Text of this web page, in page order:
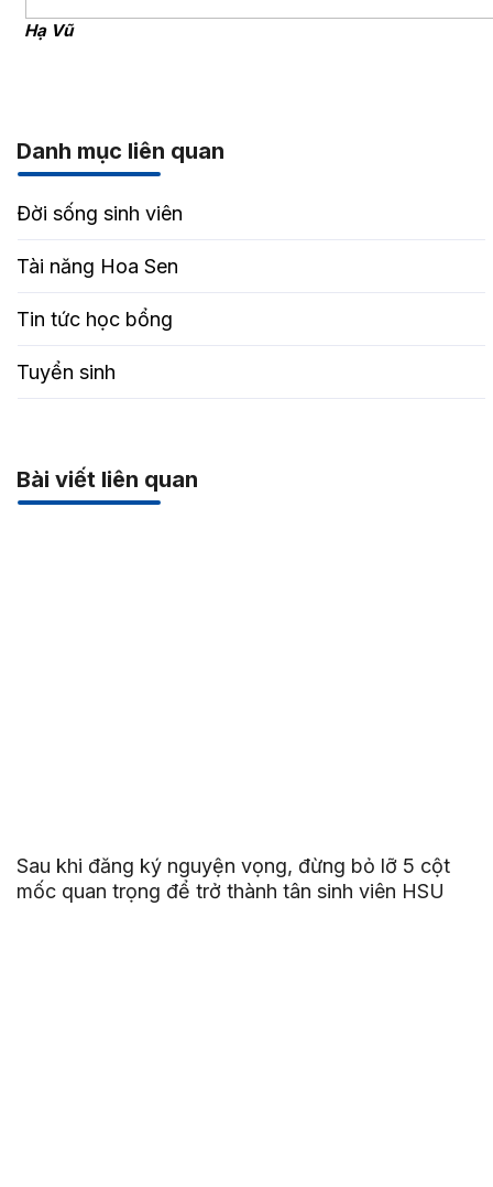
Hạ Vũ
Danh mục liên quan
Đời sống sinh viên
Tài năng Hoa Sen
Tin tức học bổng
Tuyển sinh
Bài viết liên quan
Sau khi đăng ký nguyện vọng, đừng bỏ lỡ 5 cột
mốc quan trọng để trở thành tân sinh viên HSU